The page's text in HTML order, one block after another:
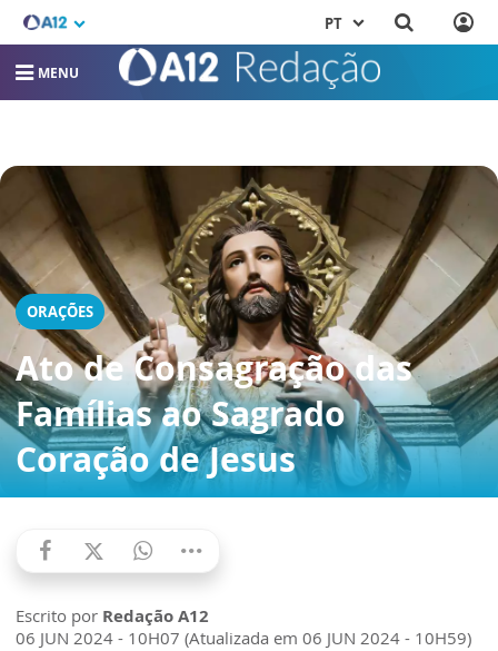
PT
MENU
ORAÇÕES
Ato de Consagração das
Famílias ao Sagrado
Coração de Jesus
Escrito por Redação A12
06 JUN 2024 - 10H07 (Atualizada em 06 JUN 2024 - 10H59)